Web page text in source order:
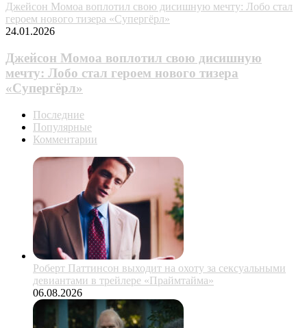
Джейсон Момоа воплотил свою дисишную мечту: Лобо стал
героем нового тизера «Супергёрл»
24.01.2026
Джейсон Момоа воплотил свою дисишную
мечту: Лобо стал героем нового тизера
«Супергёрл»
Последние
Популярные
Комментарии
Роберт Паттинсон выходит на охоту за сексуальными
девиантами в трейлере «Праймтайма»
06.08.2026